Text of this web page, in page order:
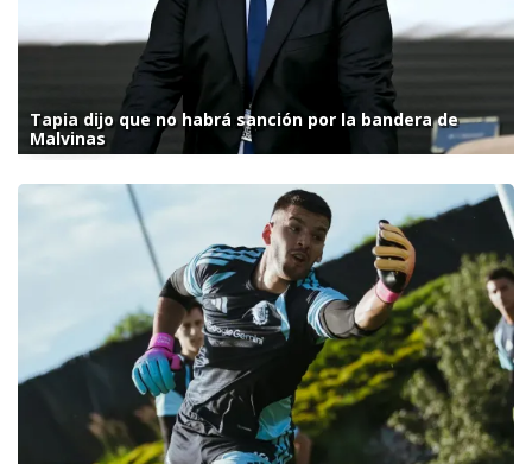
Tapia dijo que no habrá sanción por la bandera de
Malvinas